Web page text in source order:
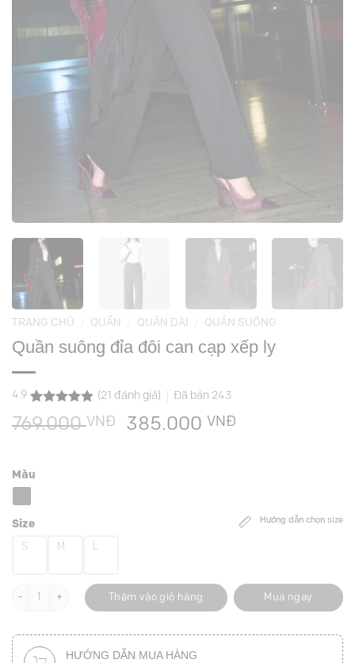
TRANG CHỦ QUẦN QUẦN DÀI QUẦN SUÔNG
Quần suông đỉa đôi can cạp xếp ly
4.9
4.9
trên 5
dựa trên
21
(21 đánh giá) Đã bán 243
769.000VNĐ
Giá
385.000 VNĐ
Hướng dẫn chọn size
Màu
Size
S M L
Quần suông đỉa đôi can cạp xếp ly số lượng
Thêm vào giỏ hàng Mua ngay
HƯỚNG DẪN MUA HÀNG